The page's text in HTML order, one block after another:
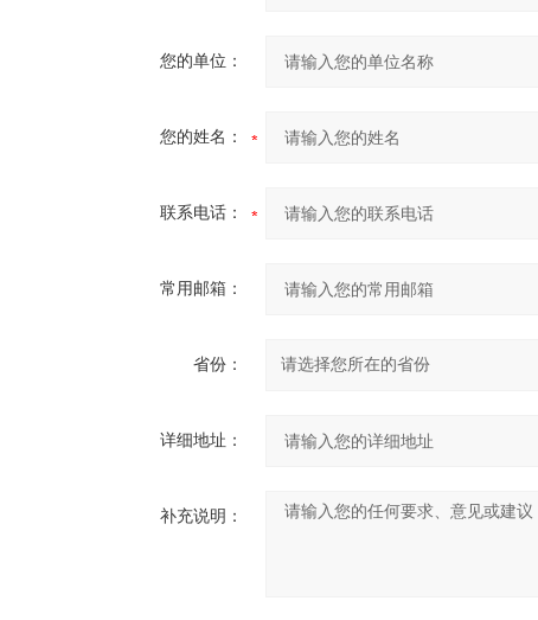
您的单位：
您的姓名：
联系电话：
常用邮箱：
省份：
详细地址：
补充说明：